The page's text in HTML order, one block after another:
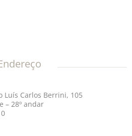
Luís Carlos Berrini, 105
– 28º andar